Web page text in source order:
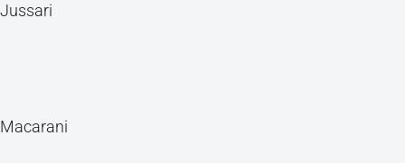
Jussari
Macarani